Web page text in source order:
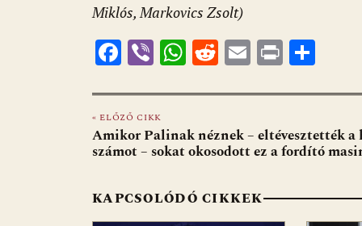
Miklós, Markovics Zsolt)
F
e
b
o
k
Vi
er
W
at
s
A
p
p
R
d
di
t
E
ai
l
Pr
t za
m
e
« ELŐZŐ CIKK
Amikor Palinak néznek – eltévesztették a
számot – sokat okosodott ez a fordító
KAPCSOLÓDÓ CIKKEK